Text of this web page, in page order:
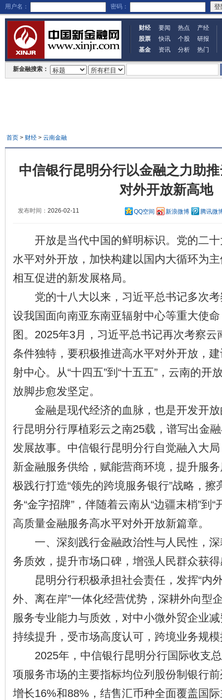
用户名： 密码：
财经 要闻 热点
产经
股票
快讯 个股
研报
基金
资讯 分析 热门
新金融搜索：
首页> 财经> 云南金融
中信银行昆明分行以金融之力助
对外开放新高地
发布时间： 2026-02-11 QQ空间 新浪微博 腾讯微
开放是当代中国的鲜明标识。党的二十
水平对外开放，加快构建以国内大循环为
相互促进的新发展格局。
党的十八大以来，习近平总书记多次考
设我国面向南亚东南亚辐射中心等重大使
图。2025年3月，习近平总书记再次考察
条件独特，要积极推进高水平对外开放，
射中心。从“十四五”到“十五五”，云南的开
放脚步愈发坚定。
金融是现代经济的血脉，也是开发开放
行昆明分行厚植彩云之南25载，谱写出金融
发展故事。中信银行昆明分行自觉融入大
新金融服务供给，赋能营商环境，提升服
极践行打造“领先的跨境服务银行”战略，擦
务“金字招牌”，伴随着云南从“边疆末梢”到
高质量金融服务高水平对外开放新篇章。
一、深刻践行金融政治性与人民性，深
务质效，提升市场口碑，增强人民群众获
昆明分行积极承担社会责任，发挥“内
外、离在岸”一体化经营优势，深耕外向型
服务专业能力与质效，对中小微外贸企业
持续提升，受市场高度认可，跨境业务规
2025年，中信银行昆明分行国际收支总
项服务市场的主要指标均位列股份制银行
增长16%和88%，结售汇币种全面覆盖国